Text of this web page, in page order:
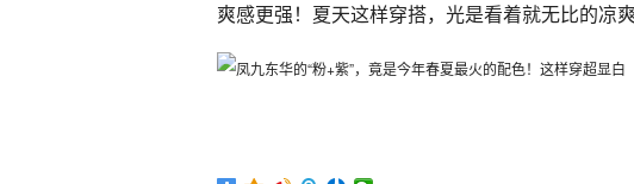
爽感更强！夏天这样穿搭，光是看着就无比的凉爽